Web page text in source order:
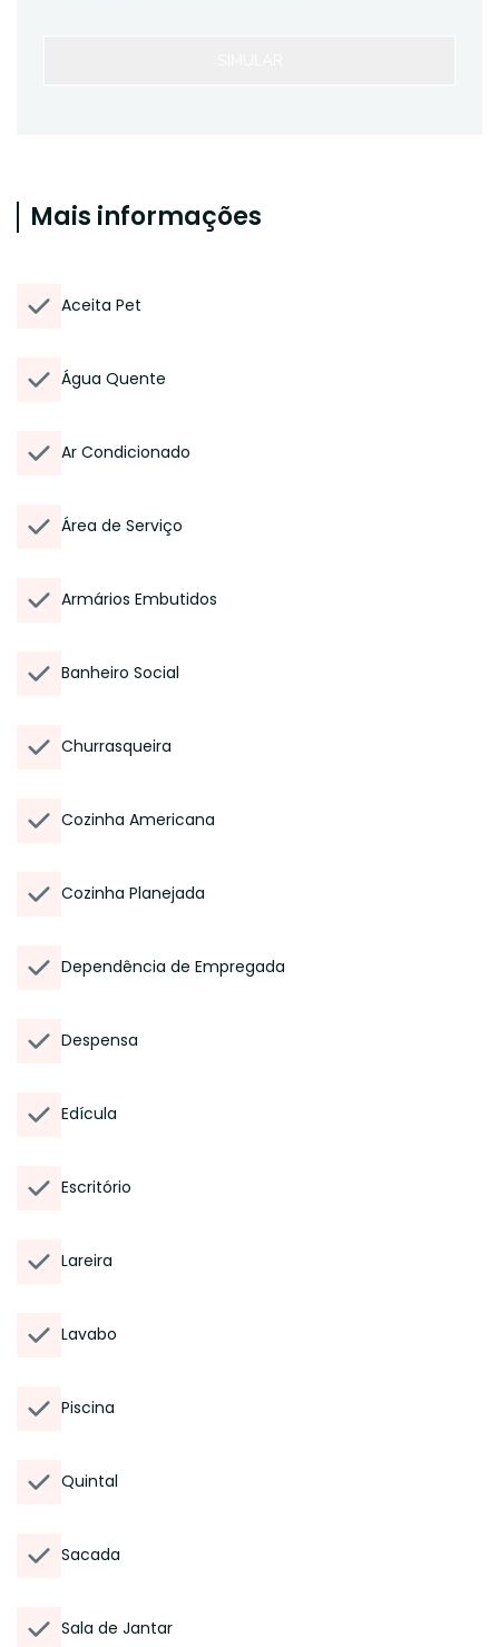
Mais informações
Aceita Pet
Água Quente
Ar Condicionado
Área de Serviço
Armários Embutidos
Banheiro Social
Churrasqueira
Cozinha Americana
Cozinha Planejada
Dependência de Empregada
Despensa
Edícula
Escritório
Lareira
Lavabo
Piscina
Quintal
Sacada
Sala de Jantar